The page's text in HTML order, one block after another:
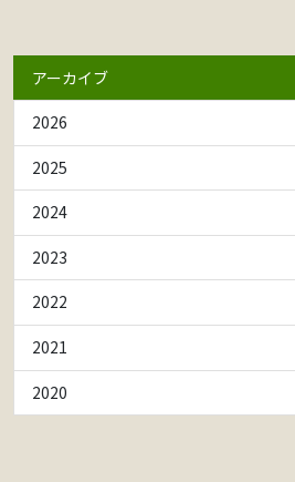
アーカイブ
2026
2025
2024
2023
2022
2021
2020